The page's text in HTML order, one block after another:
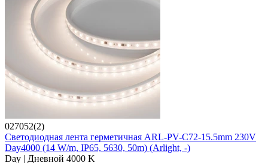
027052(2)
Светодиодная лента герметичная ARL-PV-C72-15.5mm 230V
Day4000 (14 W/m, IP65, 5630, 50m) (Arlight, -)
Day | Дневной 4000 K